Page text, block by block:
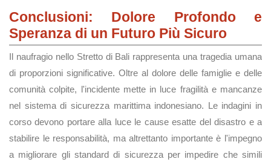
Conclusioni: Dolore Profondo e
Speranza di un Futuro Più Sicuro
Il naufragio nello Stretto di Bali rappresenta una tragedia umana
di proporzioni significative. Oltre al dolore delle famiglie e delle
comunità colpite, l'incidente mette in luce fragilità e mancanze
nel sistema di sicurezza marittima indonesiano. Le indagini in
corso devono portare alla luce le cause esatte del disastro e a
stabilire le responsabilità, ma altrettanto importante è l'impegno
a migliorare gli standard di sicurezza per impedire che simili